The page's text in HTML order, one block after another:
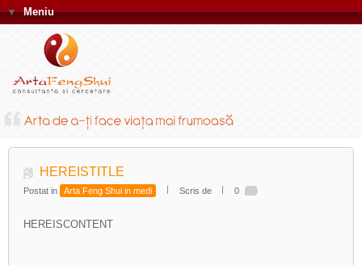
▼Meniu
HEREISTITLE
Postat in Arta Feng Shui in medi Scris de 0
HEREISCONTENT